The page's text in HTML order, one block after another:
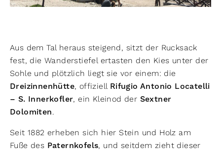
Aus dem Tal heraus steigend, sitzt der Rucksack
fest, die Wanderstiefel ertasten den Kies unter der
Sohle und plötzlich liegt sie vor einem: die
Dreizinnenhütte, offiziell Rifugio Antonio Locatelli
– S. Innerkofler, ein Kleinod der Sextner
Dolomiten.
Seit 1882 erheben sich hier Stein und Holz am
Fuße des Paternkofels, und seitdem zieht dieser